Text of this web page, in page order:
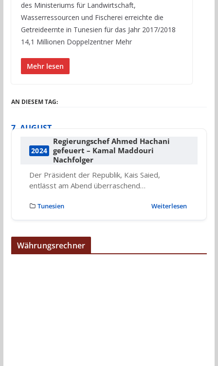
des Ministeriums für Landwirtschaft,
Wasserressourcen und Fischerei erreichte die
Getreideernte in Tunesien für das Jahr 2017/2018
14,1 Millionen Doppelzentner Mehr
Mehr lesen
AN DIESEM TAG:
7. AUGUST
2024
Regierungschef Ahmed Hachani
gefeuert – Kamal Maddouri
Nachfolger
Der Präsident der Republik, Kais Saied,
entlässt am Abend überraschend…
Tunesien Weiterlesen
Währungsrechner